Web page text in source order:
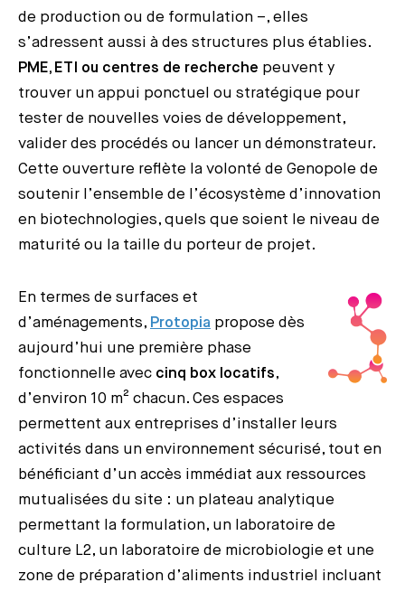
de production ou de formulation –, elles
s’adressent aussi à des structures plus établies.
PME, ETI ou centres de recherche peuvent y
trouver un appui ponctuel ou stratégique pour
tester de nouvelles voies de développement,
valider des procédés ou lancer un démonstrateur.
Cette ouverture reflète la volonté de Genopole de
soutenir l’ensemble de l’écosystème d’innovation
en biotechnologies, quels que soient le niveau de
maturité ou la taille du porteur de projet.
En termes de surfaces et
d’aménagements, Protopia propose dès
aujourd’hui une première phase
fonctionnelle avec cinq box locatifs,
d’environ 10 m² chacun. Ces espaces
permettent aux entreprises d’installer leurs
activités dans un environnement sécurisé, tout en
bénéficiant d’un accès immédiat aux ressources
mutualisées du site : un plateau analytique
permettant la formulation, un laboratoire de
culture L2, un laboratoire de microbiologie et une
zone de préparation d’aliments industriel incluant